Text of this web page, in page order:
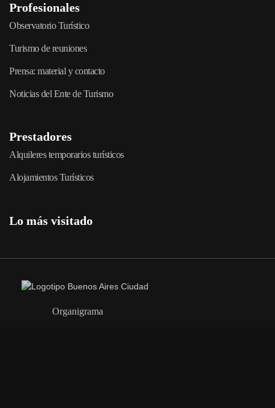
Profesionales
Observatorio Turístico
Turismo de reuniones
Prensa: material y contacto
Noticias del Ente de Turismo
Prestadores
Alquileres temporarios turísticos
Alojamientos Turísticos
Lo más visitado
Organigrama